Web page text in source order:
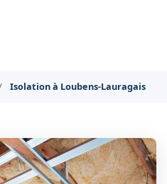
Isolation à Loubens-Lauragais